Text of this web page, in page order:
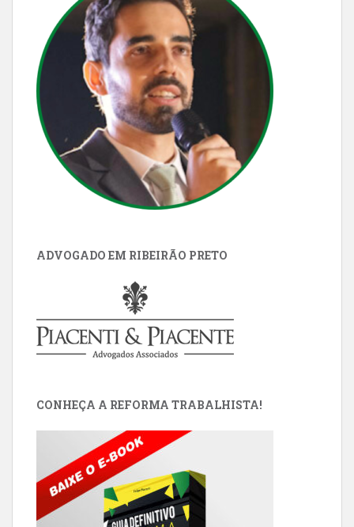
ADVOGADO EM RIBEIRÃO PRETO
CONHEÇA A REFORMA TRABALHISTA!